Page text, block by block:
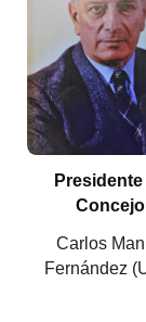
Resoluciones
Resoluciones
INSTITUCIONAL
Antiguos
Noticias
Registros y
Presidente
Carlos
Fernández